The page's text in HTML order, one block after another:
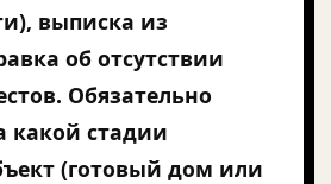
выписка из
об отсутствии
Обязательно
какой стадии
(готовый дом или